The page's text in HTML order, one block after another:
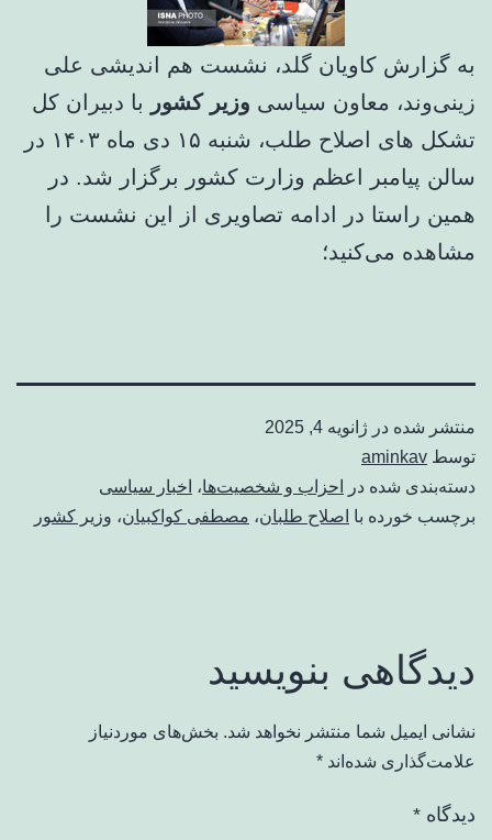
به گزارش کاویان گلد، نشست هم اندیشی علی
زینی‌وند، معاون سیاسی وزیر کشور
با دبیران کل
تشکل های اصلاح طلب، شنبه ۱۵ دی ماه ۱۴۰۳ در
سالن پیامبر اعظم وزارت کشور برگزار شد. در
همین راستا در ادامه تصاویری از این نشست را
مشاهده می‌کنید؛
منتشر شده در ژانویه 4, 2025
توسط aminkav
دسته‌بندی شده در
احزاب و شخصیت‌ها، اخبار سیاسی
برچسب خورده با اصلاح طلبان، مصطفی کواکبیان، وزیر کشور
دیدگاهی بنویسید
نشانی ایمیل شما منتشر نخواهد شد. بخش‌های موردنیاز
علامت‌گذاری شده‌اند *
دیدگاه *